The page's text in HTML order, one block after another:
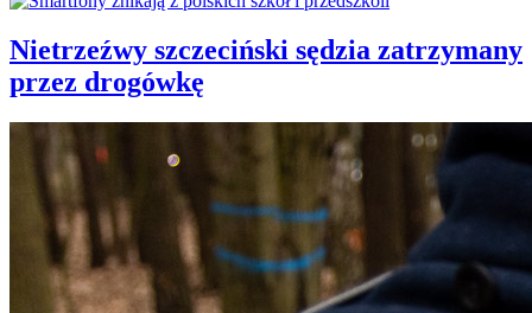
Nietrzeźwy szczeciński sędzia zatrzymany
przez drogówkę